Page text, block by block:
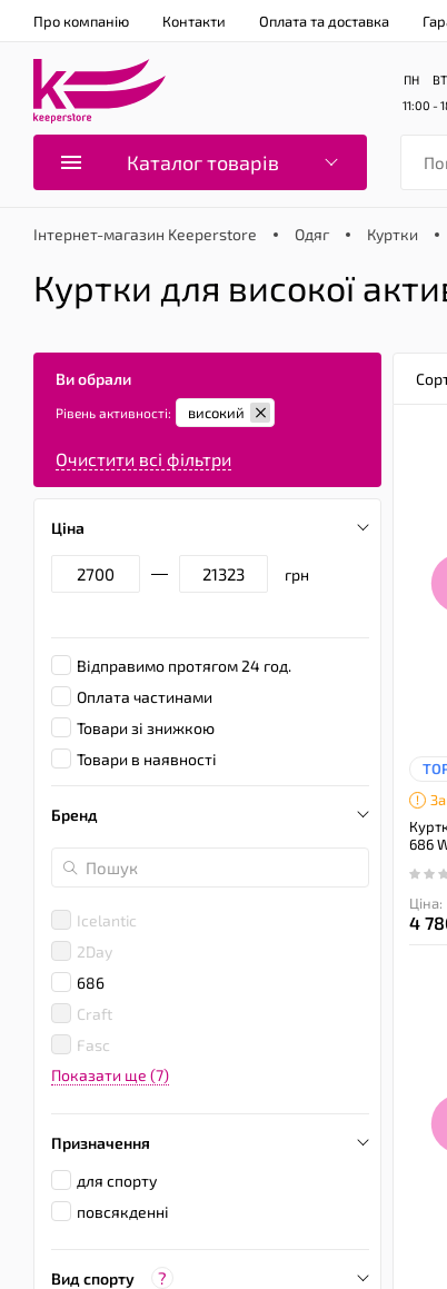
Про компанію Контакти Оплата та доставка
ПН ВТ
11:00 -
Каталог товарів
Інтернет-магазин Keeperstore Одяг Куртки
Куртки для високої
686
Ціна:
4
Ви обрали
Рівень активності: високий
Очистити всі фільтри
Ціна
грн
Відправимо протягом 24 год.
Оплата частинами
Товари зі знижкою
Товари в наявності
Бренд
Icelantic
2Day
686
Craft
Fasc
Показати ще (7)
Призначення
для спорту
повсякденні
Вид спорту ?